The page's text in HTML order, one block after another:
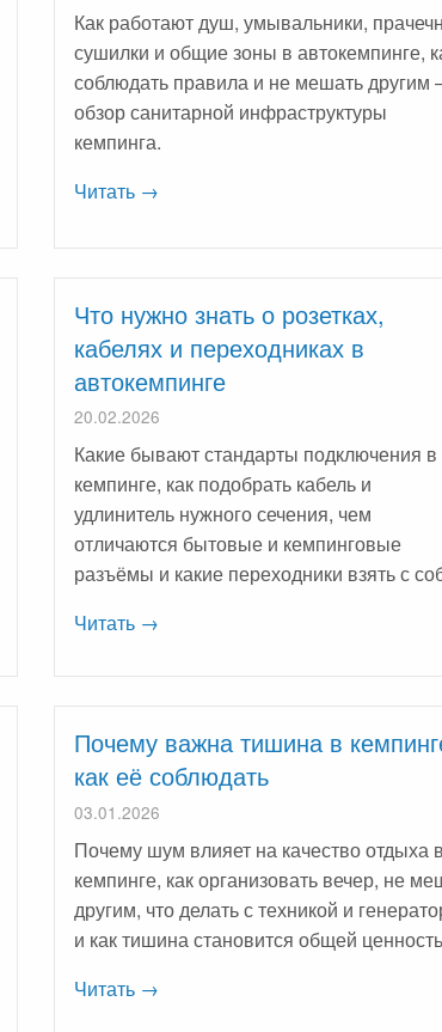
Как работают душ, умывальники,
сушилки и общие зоны в автокемпинге,
соблюдать правила и не мешать
обзор санитарной инфраструктуры
кемпинга.
Читать →
Что нужно знать о розетках,
кабелях и переходниках в
автокемпинге
20.02.2026
Какие бывают стандарты подключения в
кемпинге, как подобрать кабель и
удлинитель нужного сечения, чем
отличаются бытовые и кемпинговые
разъёмы и какие переходники взять с
Читать →
Почему важна тишина в
как её соблюдать
03.01.2026
Почему шум влияет на качество отдыха в
кемпинге, как организовать вечер, не
другим, что делать с техникой и
и как тишина становится общей
Читать →